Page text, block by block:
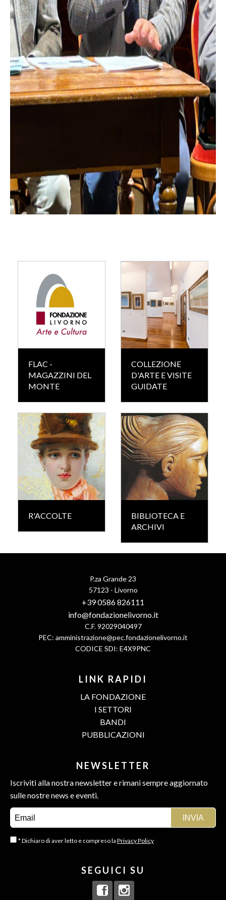
FLAC -
MAGAZZINI DEL
MONTE
COLLEZIONE
D'ARTE E VISITE
GUIDATE
R'ACCOLTE
BIBLIOTECA E
ARCHIVI
P.za Grande 23
57123 - Livorno
+39 0586 826111
info@fondazionelivorno.it
C.F. 92029040497
PEC: amministrazione@pec.fondazionelivorno.it
CODICE SDI: E4X9PNC
LINK RAPIDI
LA FONDAZIONE
I SETTORI
BANDI
PUBBLICAZIONI
NEWSLETTER
Iscriviti alla nostra newsletter e rimani sempre aggiornato
sulle nostre news e eventi.
* Dichiaro di aver letto e compreso la Privacy Policy
SEGUICI SU